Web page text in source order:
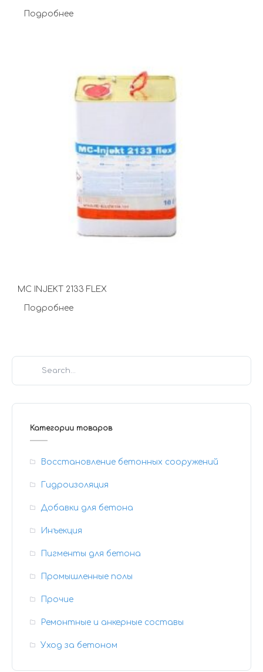
Категории товаров
Восстановление бетонных сооружений
Гидроизоляция
Добавки для бетона
Инъекция
Пигменты для бетона
Промышленные полы
Прочие
Ремонтные и анкерные составы
Уход за бетоном
Подробнее
MC INJEKT 2133 FLEX
Подробнее